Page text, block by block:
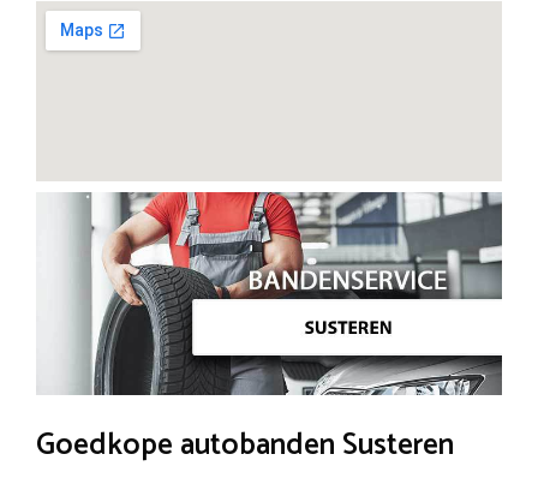
Goedkope autobanden Susteren